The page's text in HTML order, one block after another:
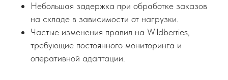
Небольшая задержка при обработке заказов
на складе в зависимости от нагрузки.
Частые изменения правил на Wildberries,
требующие постоянного мониторинга и
оперативной адаптации.